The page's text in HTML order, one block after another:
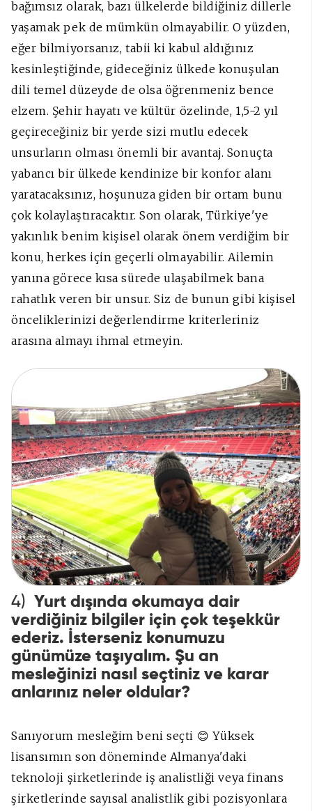
bağımsız olarak, bazı ülkelerde bildiğiniz dillerle
yaşamak pek de mümkün olmayabilir. O yüzden,
eğer bilmiyorsanız, tabii ki kabul aldığınız
kesinleştiğinde, gideceğiniz ülkede konuşulan
dili temel düzeyde de olsa öğrenmeniz bence
elzem. Şehir hayatı ve kültür özelinde, 1,5-2 yıl
geçireceğiniz bir yerde sizi mutlu edecek
unsurların olması önemli bir avantaj. Sonuçta
yabancı bir ülkede kendinize bir konfor alanı
yaratacaksınız, hoşunuza giden bir ortam bunu
çok kolaylaştıracaktır. Son olarak, Türkiye'ye
yakınlık benim kişisel olarak önem verdiğim bir
konu, herkes için geçerli olmayabilir. Ailemin
yanına görece kısa sürede ulaşabilmek bana
rahatlık veren bir unsur. Siz de bunun gibi kişisel
önceliklerinizi değerlendirme kriterleriniz
arasına almayı ihmal etmeyin.
4) Yurt dışında okumaya dair
verdiğiniz bilgiler için çok teşekkür
ederiz. İsterseniz konumuzu
günümüze taşıyalım. Şu an
mesleğinizi nasıl seçtiniz ve karar
anlarınız neler oldular?
Sanıyorum mesleğim beni seçti 😊 Yüksek
lisansımın son döneminde Almanya'daki
teknoloji şirketlerinde iş analistliği veya finans
şirketlerinde sayısal analistlik gibi pozisyonlara